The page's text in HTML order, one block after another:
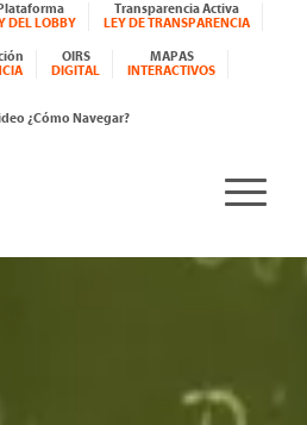
DEL LOBBY
Transparencia Activa
LEY DE TRANSPARENCIA
OIRS
DIGITAL
MAPAS
INTERACTIVOS
¿Cómo Navegar?